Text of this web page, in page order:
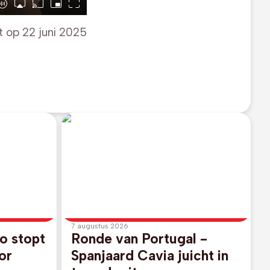
op 22 juni 2025
stopt
7 augustus 2026
Ronde van Portugal -
Spanjaard Cavia juicht in